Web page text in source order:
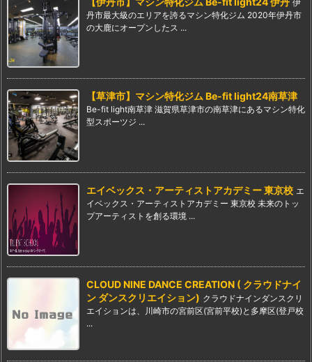
伊
丹市最大級のエリアを誇るマシン特化ジム 2020年伊丹市
の大鹿にオープンしたス ...
【草津市】マシン特化ジム Be-fit light24南草津
Be-fit light南草津 滋賀県草津市の南草津にあるマシン特化
型スポーツジ ...
エイベックス・アーティストアカデミー 東京校 エ
イベックス・アーティストアカデミー 東京校 未来のトッ
プアーティストを創る環境 ...
CLOUD NINE DANCE CREATION ( クラウドナイ
ン ダンスクリエイション) クラウドナインダンスクリ
エイションは、川崎市の宮前区(宮前平校)と多摩区(登戸校
...